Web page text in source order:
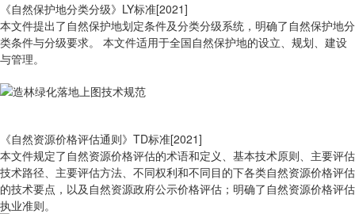
《自然保护地分类分级》LY标准[2021]
本文件提出了自然保护地划定条件及分类分级系统，明确了自然保护地分
类条件与分级要求。 本文件适用于全国自然保护地的设立、规划、建设
与管理。
《自然资源价格评估通则》TD标准[2021]
本文件规定了自然资源价格评估的术语和定义、基本技术原则、主要评估
技术路径、主要评估方法、不同权利和不同目的下各类自然资源价格评估
的技术要点，以及自然资源政府公示价格评估；明确了自然资源价格评估
执业准则。